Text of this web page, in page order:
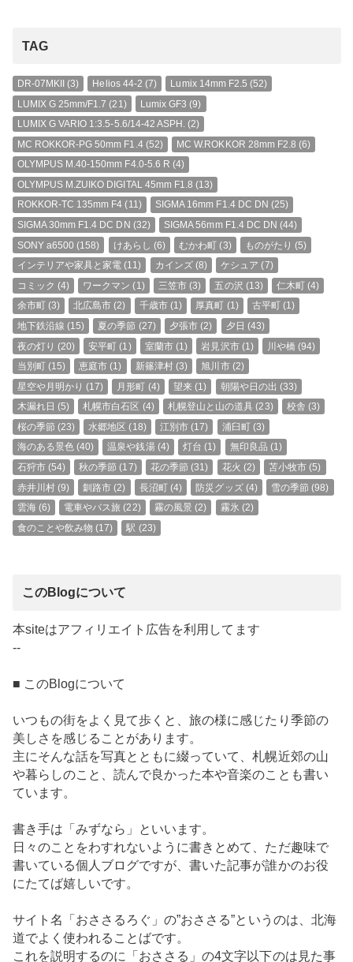
TAG
DR-07MKII (3) Helios 44-2 (7) Lumix 14mm F2.5 (52)
LUMIX G 25mm/F1.7 (21) Lumix GF3 (9)
LUMIX G VARIO 1:3.5-5.6/14-42 ASPH. (2)
MC ROKKOR-PG 50mm F1.4(52) MC W.ROKKOR 28mm F2.8 (6)
OLYMPUS M.40-150mm F4.0-5.6 R (4)
OLYMPUS M.ZUIKO DIGITAL 45mm F1.8 (13)
ROKKOR-TC 135mm F4 (11) SIGMA 16mm F1.4 DC DN (25)
SIGMA 30mm F1.4 DC DN (32) SIGMA 56mm F1.4 DC DN (44)
SONY a6500 (158) けあらし (6) むかわ町 (3) ものがたり (5)
インテリアや家具と家電 (11) カインズ(8) ケシュア (7)
コミック (4) ワークマン (1) 三笠市 (3) 五の沢 (13) 仁木町 (4)
余市町(3) 北広島市 (2) 千歳市(1) 厚真町 (1) 古平町 (1)
地下鉄沿線 (15) 夏の季節 (27) 夕張市 (2) 夕日 (43)
夜の灯り (20) 安平町 (1) 室蘭市(1) 岩見沢市(1) 川や橋 (94)
当別町(15) 恵庭市 (1) 新篠津村(3) 旭川市(2)
星空や月明かり (17) 月形町 (4) 望来 (1) 朝陽や日の出 (33)
木漏れ日 (5) 札幌市白石区 (4) 札幌登山と山の道具 (23) 校舎 (3)
桜の季節 (23) 水郷地区 (18) 江別市 (17) 浦臼町(3)
海のある景色(40) 温泉や銭湯(4) 灯台 (1) 無印良品 (1)
石狩市(54) 秋の季節 (17) 花の季節 (31) 花火 (2) 苫小牧市 (5)
赤井川村(9) 釧路市 (2) 長沼町(4) 防災グッズ(4) 雪の季節 (98)
雲海(6) 電車やバス旅 (22) 霧の風景 (2) 霧氷 (2)
食のことや飲み物 (17) 駅 (23)
このBlogについて
本siteはアフィリエイト広告を利用してます
--
■ このBlogについて
いつもの街をよく見て歩くと、旅の様に感じたり季節の
美しさを感じることがあります。
主にそんな話を写真とともに綴っていて、札幌近郊の山
や暮らしのこと、読んで良かった本や音楽のことも書い
ています。
書き手は「みずなら」といいます。
日々のことをわすれないように書きとめて、ただ趣味で
書いている個人ブログですが、書いた記事が誰かのお役
にたてば嬉しいです。
サイト名「おささるろぐ」の”おささる”というのは、北海
道でよく使われることばです。
これを説明するのに「おささる」の4文字以下のは見た事